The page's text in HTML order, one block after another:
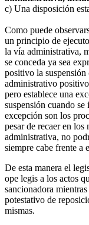
c) Una disposición
Como puede
un principio de
la vía administrativa,
se conceda ya sea
positivo la
administrativo
pero establece una
suspensión cuando
excepción son los
pesar de recaer en
administrativa, no
siempre cabe frente a
De esta manera el
ope legis a los actos
sancionadora
potestativo de
mismas.